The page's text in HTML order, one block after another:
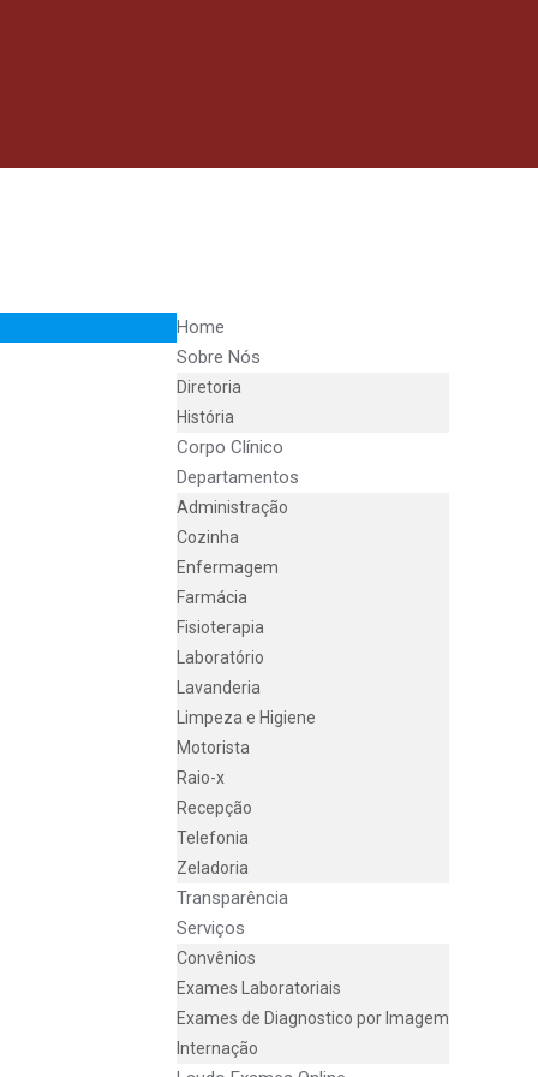
Home
Sobre Nós
Diretoria
História
Corpo Clínico
Departamentos
Administração
Cozinha
Enfermagem
Farmácia
Fisioterapia
Laboratório
Lavanderia
Limpeza e Higiene
Motorista
Raio-x
Recepção
Telefonia
Zeladoria
Transparência
Serviços
Convênios
Exames Laboratoriais
Exames de Diagnostico por Imagem
Internação